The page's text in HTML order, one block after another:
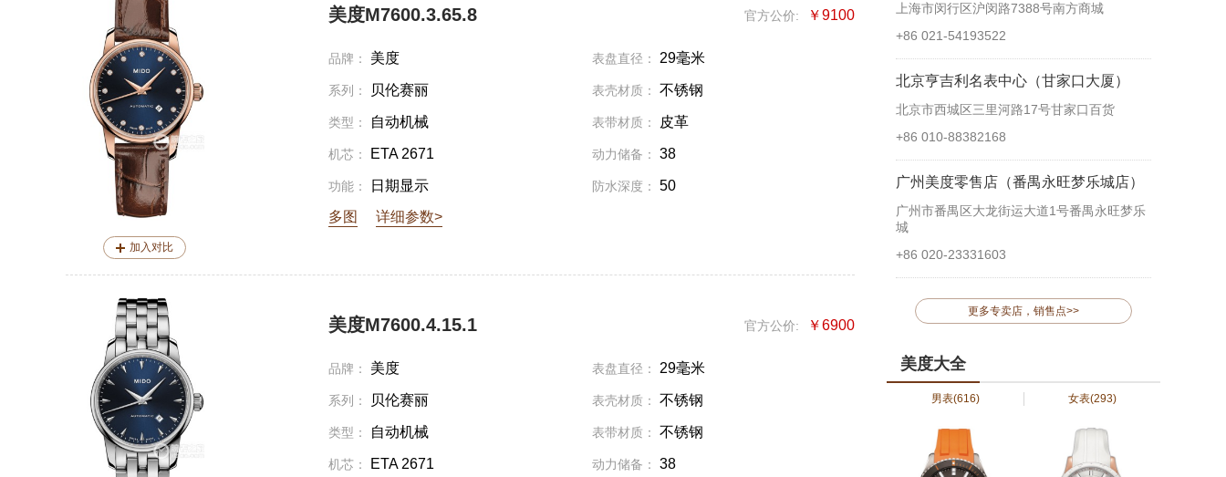
加入对比
美度M7600.3.65.8
品牌： 美度 表盘直径： 29毫米
系列： 贝伦赛丽 表壳材质： 不锈钢
类型： 自动机械 表带材质： 皮革
机芯： ETA 2671 动力储备： 38
功能： 日期显示 防水深度：
50
多图
详细参数>
官方公价: ￥9100
美度M7600.4.15.1
品牌： 美度 表盘直径： 29毫米
系列： 贝伦赛丽 表壳材质： 不锈钢
类型： 自动机械 表带材质： 不锈钢
机芯： ETA 2671 动力储备： 38
官方公价: ￥6900
上海市闵行区沪闵路7388号南方商城
+86 021-54193522
北京亨吉利名表中心（甘家口大厦）
北京市西城区三里河路17号甘家口百货
+86 010-88382168
广州美度零售店（番禺永旺梦乐城店）
广州市番禺区大龙街运大道1号番禺永旺梦乐
城
+86 020-23331603
更多专卖店，销售点>>
美度大全
男表(616) 女表(293)